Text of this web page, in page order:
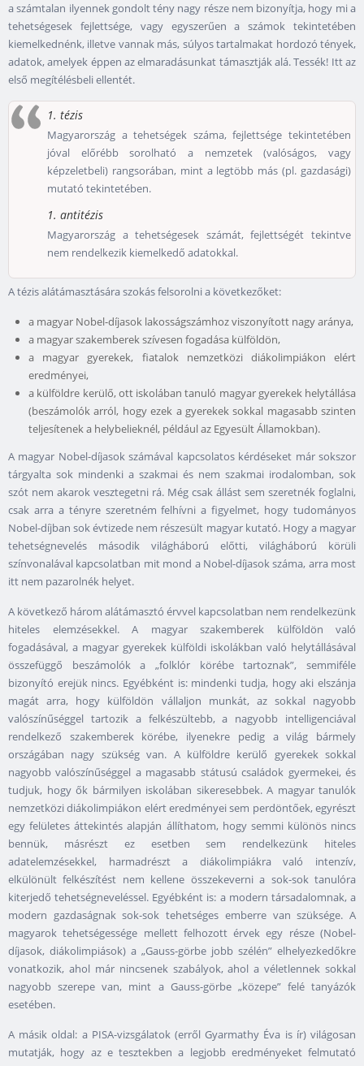
a számtalan ilyennek gondolt tény nagy része nem bizonyítja, hogy mi a
tehetségesek fejlettsége, vagy egyszerűen a számok tekintetében
kiemelkednénk, illetve vannak más, súlyos tartalmakat hordozó tények,
adatok, amelyek éppen az elmaradásunkat támasztják alá. Tessék! Itt az
első megítélésbeli ellentét.
1. tézis
Magyarország a tehetségek száma, fejlettsége tekintetében
jóval előrébb sorolható a nemzetek (valóságos, vagy
képzeletbeli) rangsorában, mint a legtöbb más (pl. gazdasági)
mutató tekintetében.
1. antitézis
Magyarország a tehetségesek számát, fejlettségét tekintve
nem rendelkezik kiemelkedő adatokkal.
A tézis alátámasztására szokás felsorolni a következőket:
a magyar Nobel-díjasok lakosságszámhoz viszonyított nagy aránya,
a magyar szakemberek szívesen fogadása külföldön,
a magyar gyerekek, fiatalok nemzetközi diákolimpiákon elért
eredményei,
a külföldre kerülő, ott iskolában tanuló magyar gyerekek helytállása
(beszámolók arról, hogy ezek a gyerekek sokkal magasabb szinten
teljesítenek a helybelieknél, például az Egyesült Államokban).
A magyar Nobel-díjasok számával kapcsolatos kérdéseket már sokszor
tárgyalta sok mindenki a szakmai és nem szakmai irodalomban, sok
szót nem akarok vesztegetni rá. Még csak állást sem szeretnék foglalni,
csak arra a tényre szeretném felhívni a figyelmet, hogy tudományos
Nobel-díjban sok évtizede nem részesült magyar kutató. Hogy a magyar
tehetségnevelés második világháború előtti, világháború körüli
színvonalával kapcsolatban mit mond a Nobel-díjasok száma, arra most
itt nem pazarolnék helyet.
A következő három alátámasztó érvvel kapcsolatban nem rendelkezünk
hiteles elemzésekkel. A magyar szakemberek külföldön való
fogadásával, a magyar gyerekek külföldi iskolákban való helytállásával
összefüggő beszámolók a „folklór körébe tartoznak”, semmiféle
bizonyító erejük nincs. Egyébként is: mindenki tudja, hogy aki elszánja
magát arra, hogy külföldön vállaljon munkát, az sokkal nagyobb
valószínűséggel tartozik a felkészültebb, a nagyobb intelligenciával
rendelkező szakemberek körébe, ilyenekre pedig a világ bármely
országában nagy szükség van. A külföldre kerülő gyerekek sokkal
nagyobb valószínűséggel a magasabb státusú családok gyermekei, és
tudjuk, hogy ők bármilyen iskolában sikeresebbek. A magyar tanulók
nemzetközi diákolimpiákon elért eredményei sem perdöntőek, egyrészt
egy felületes áttekintés alapján állíthatom, hogy semmi különös nincs
bennük, másrészt ez esetben sem rendelkezünk hiteles
adatelemzésekkel, harmadrészt a diákolimpiákra való intenzív,
elkülönült felkészítést nem kellene összekeverni a sok-sok tanulóra
kiterjedő tehetségneveléssel. Egyébként is: a modern társadalomnak, a
modern gazdaságnak sok-sok tehetséges emberre van szüksége. A
magyarok tehetségessége mellett felhozott érvek egy része (Nobel-
díjasok, diákolimpiások) a „Gauss-görbe jobb szélén” elhelyezkedőkre
vonatkozik, ahol már nincsenek szabályok, ahol a véletlennek sokkal
nagyobb szerepe van, mint a Gauss-görbe „közepe” felé tanyázók
esetében.
A másik oldal: a PISA-vizsgálatok (erről Gyarmathy Éva is ír) világosan
mutatják, hogy az e tesztekben a legjobb eredményeket felmutató